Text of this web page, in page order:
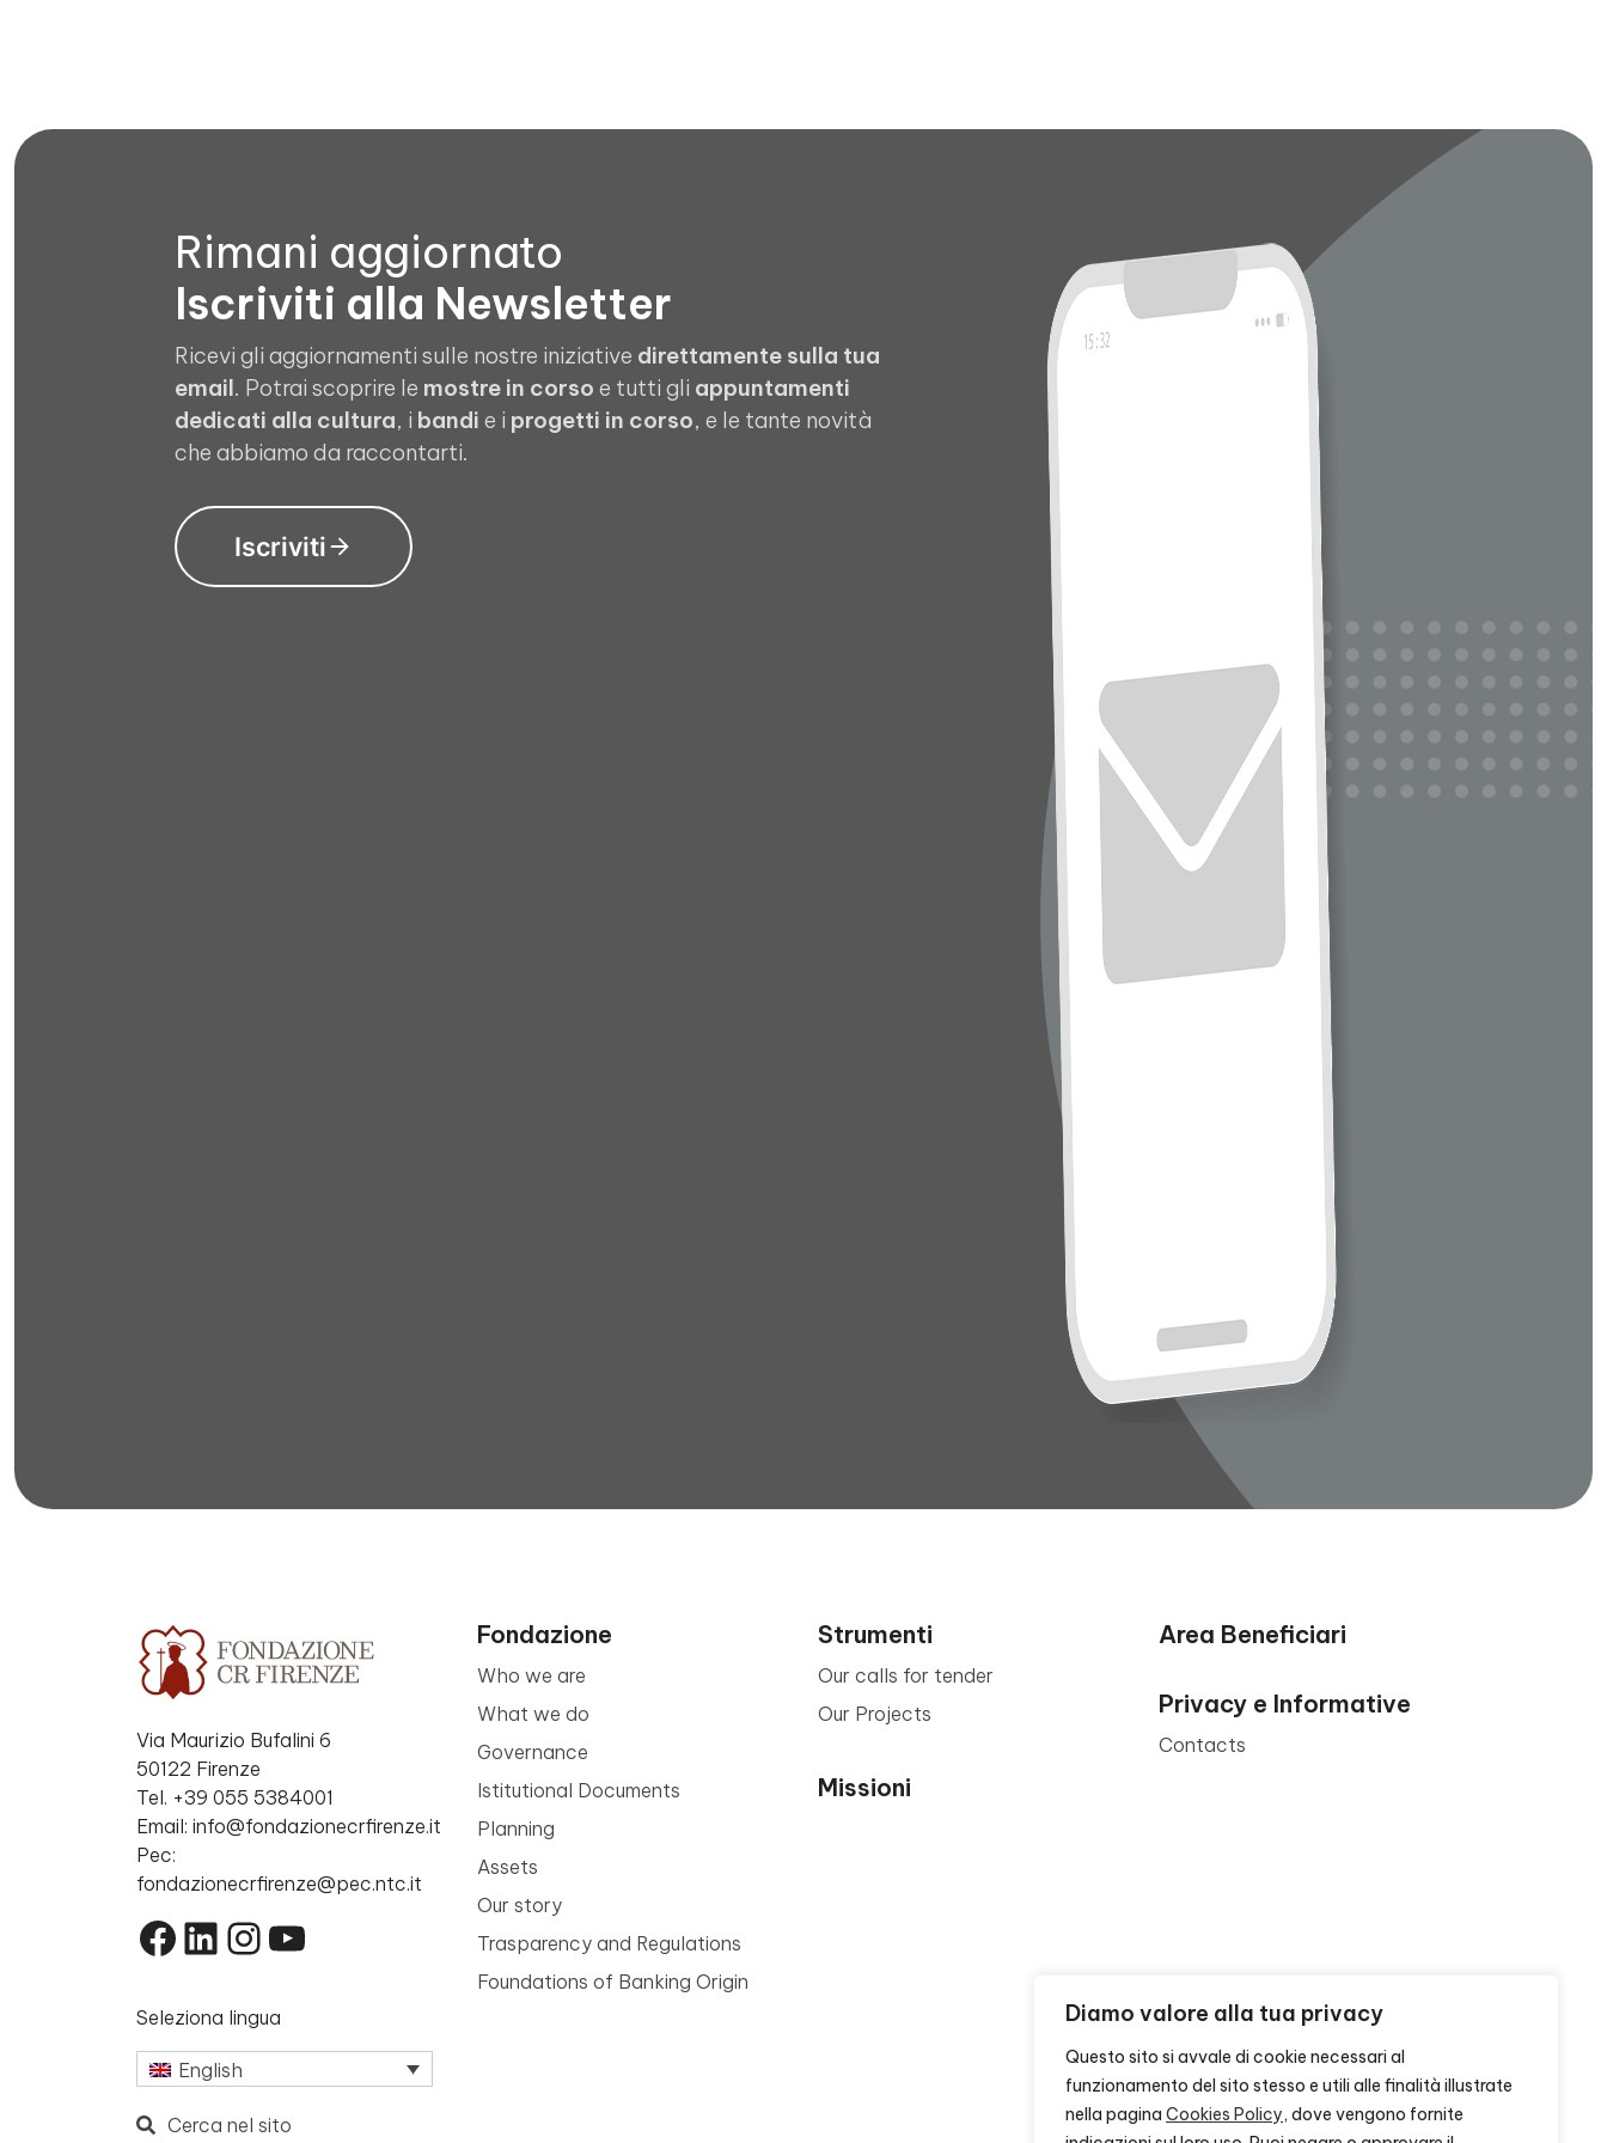
Diamo valore alla tua privacy
Questo sito si avvale di cookie necessari al
funzionamento del sito stesso e utili alle finalità illustrate
nella pagina Cookies Policy, dove vengono fornite
Rimani aggiornato
Iscriviti alla Newsletter
Ricevi gli aggiornamenti sulle nostre iniziative direttamente sulla tua
email. Potrai scoprire le mostre in corso e tutti gli appuntamenti
dedicati alla cultura, i bandi e i progetti in corso, e le tante novità
che abbiamo da raccontarti.
Iscriviti
Via Maurizio Bufalini 6
50122 Firenze
Tel. +39 055 5384001
Email: info@fondazionecrfirenze.it
Pec:
fondazionecrfirenze@pec.ntc.it
Facebook
LinkedIn
Instagram
YouTube
Seleziona lingua
English
Cerca nel sito
Fondazione
Who we are
What we do
Governance
Istitutional Documents
Planning
Assets
Our story
Trasparency and Regulations
Foundations of Banking Origin
Strumenti
Our calls for tender
Our Projects
Missioni
Area Beneficiari
Privacy e Informative
Contacts